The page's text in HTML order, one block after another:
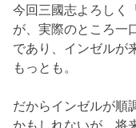
今回三國志よろしく
が、実際のところ一
であり、インゼルが
もっとも。
だからインゼルが順
かもしれないが、将